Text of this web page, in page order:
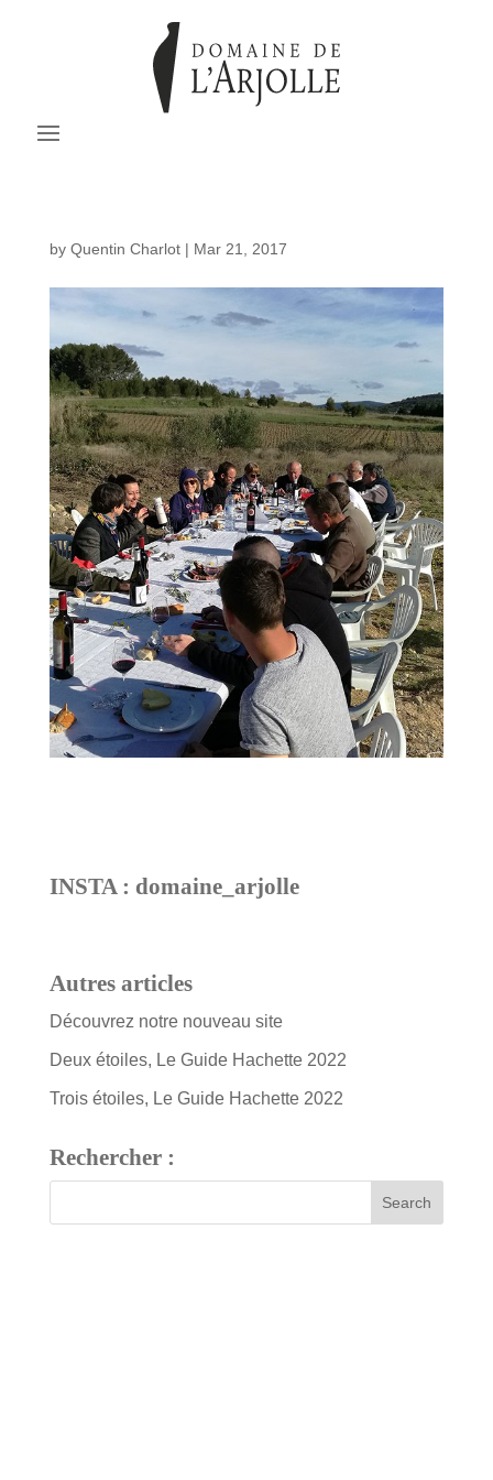
by Quentin Charlot| Mar 21, 2017
INSTA : domaine_arjolle
Autres articles
Découvrez notre nouveau site
Deux étoiles, Le Guide Hachette 2022
Trois étoiles, Le Guide Hachette 2022
Rechercher :